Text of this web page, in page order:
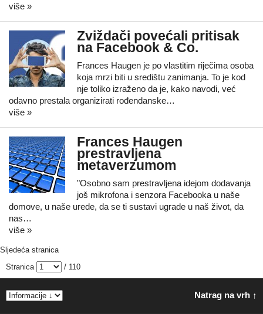
više »
Zviždači povećali pritisak
na Facebook & Co.
Frances Haugen je po vlastitim riječima osoba
koja mrzi biti u središtu zanimanja. To je kod
nje toliko izraženo da je, kako navodi, već
odavno prestala organizirati rođendanske…
više »
Frances Haugen
prestravljena
metaverzumom
"Osobno sam prestravljena idejom dodavanja
još mikrofona i senzora Facebooka u naše
domove, u naše urede, da se ti sustavi ugrade u naš život, da
nas…
više »
Sljedeća stranica
Stranica
/ 110
Natrag na vrh ↑